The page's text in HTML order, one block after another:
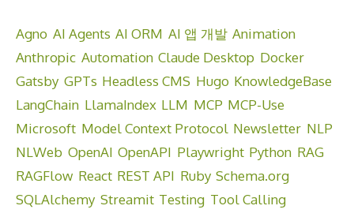
Agno AI Agents AI ORM AI 앱 개발 Animation
Anthropic Automation Claude Desktop Docker
Gatsby GPTs Headless CMS Hugo KnowledgeBase
LangChain LlamaIndex LLM MCP MCP-Use
Microsoft Model Context Protocol Newsletter NLP
NLWeb OpenAI OpenAPI Playwright Python RAG
RAGFlow React REST API Ruby Schema.org
SQLAlchemy Streamit Testing Tool Calling